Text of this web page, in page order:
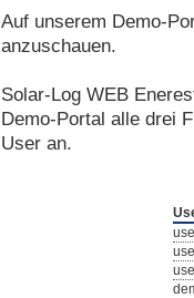
Auf unserem Demo-
anzuschauen.
Solar-Log WEB
Demo-Portal alle drei
User an.